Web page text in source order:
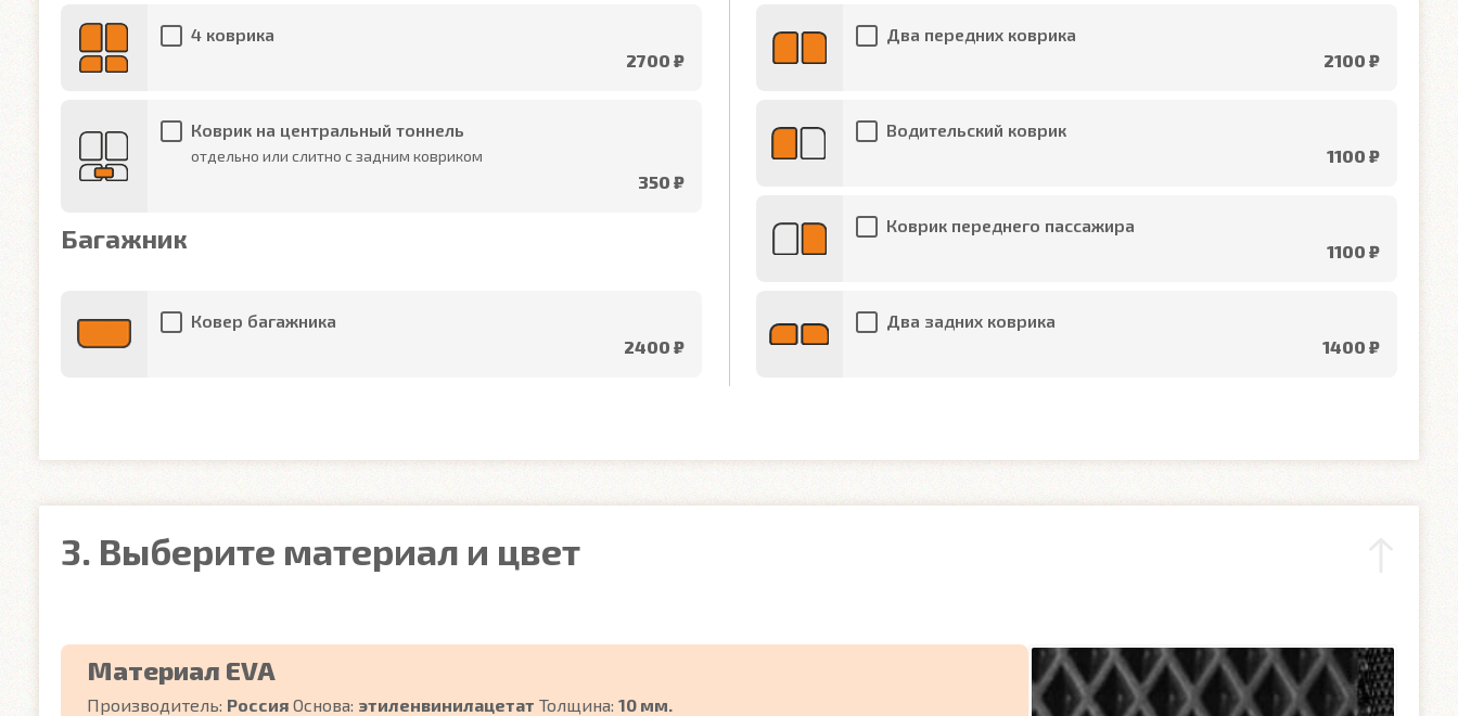
4 коврика
2700 ₽
Коврик на центральный тоннель
отдельно или слитно с задним ковриком
350 ₽
Багажник
Ковер багажника
2400 ₽
Два передних коврика
2100 ₽
Водительский коврик
1100 ₽
Коврик переднего пассажира
1100 ₽
Два задних коврика
1400 ₽
3. Выберите материал и цвет
Материал EVA
Производитель: Россия Основа: этиленвинилацетат Толщина: 10 мм.